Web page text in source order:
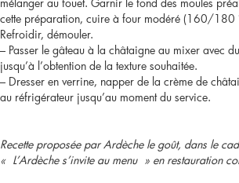
cette préparation, cuire à four modéré (160/180
Refroidir, démouler.
– Passer le gâteau à la châtaigne au mixer avec
jusqu’à l’obtention de la texture souhaitée.
– Dresser en verrine, napper de la crème de
au réfrigérateur jusqu’au moment du service.
Recette proposée par Ardèche le goût, dans le
« L’Ardèche s’invite au menu » en restauration